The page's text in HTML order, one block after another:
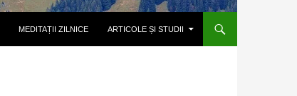
MEDITAȚII ZILNICE ARTICOLE ȘI STUDII